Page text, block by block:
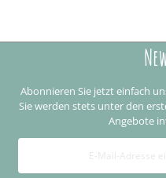
Abonnieren Sie jetzt einfach
Sie werden stets unter den
Angebote
E-
Adresse